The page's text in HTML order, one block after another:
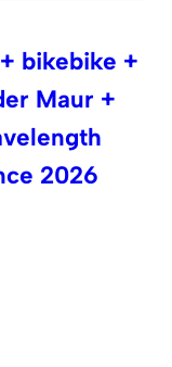
bikebike +
Maur +
2026